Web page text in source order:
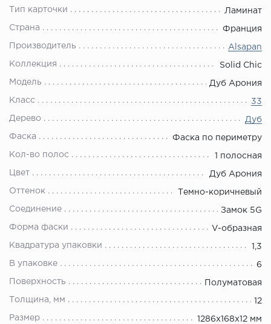
Тип карточки Ламинат
Страна Франция
Производитель Alsapan
Коллекция Solid Chic
Модель Дуб Арония
Класс 33
Дерево Дуб
Фаска Фаска по периметру
Кол-во полос 1 полосная
Цвет Дуб Арония
Оттенок Темно-коричневый
Соединение Замок 5G
Форма фаски V-образная
Квадратура упаковки 1,3
В упаковке 6
Поверхность Полуматовая
Толщина, мм 12
Размер 1286х168х12 мм